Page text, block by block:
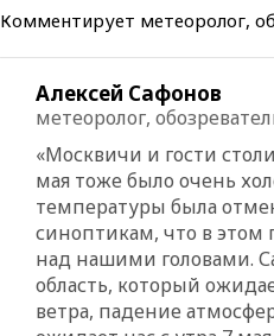
Комментирует метеоролог,
Алексей Сафонов
метеоролог,
«Москвичи и гости
мая тоже было очень
температуры была
синоптикам, что в этом
над нашими головами.
область, который
ветра, падение